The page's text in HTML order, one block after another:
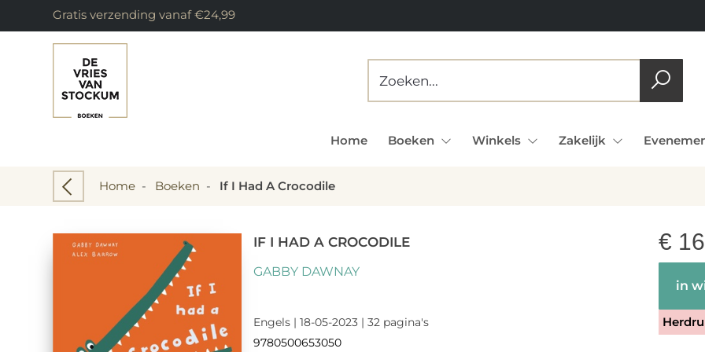
Gratis verzending vanaf €24,99
Home Boeken Winkels Zakelijk
Home - Boeken - If I Had A Crocodile
IF I HAD A CROCODILE
GABBY DAWNAY
Engels | 18-05-2023 | 32 pagina's
9780500653050
€
in